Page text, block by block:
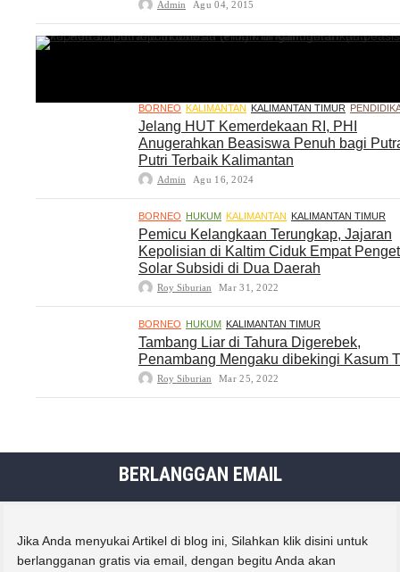
Admin Agu 04, 2015
BORNEO KALIMANTAN KALIMANTAN TIMUR
Jelang HUT Kemerdekaan RI, PHI
Anugerahkan Beasiswa Penuh bagi
Putri Terbaik Kalimantan
Admin Agu 16, 2024
BORNEO HUKUM KALIMANTAN KALIMANTAN TIMUR
Pemicu Kelangkaan Terungkap, Jajaran
Kepolisian di Kaltim Ciduk Empat
Solar Subsidi di Dua Daerah
Roy Siburian Mar 31, 2022
BORNEO HUKUM KALIMANTAN TIMUR
Tambang Liar di Tahura Digerebek,
Penambang Mengaku dibekingi Kasum
Roy Siburian Mar 25, 2022
BERLANGGAN EMAIL
Jika Anda menyukai Artikel di blog ini, Silahkan klik disini untuk
berlangganan gratis via email, dengan begitu Anda akan